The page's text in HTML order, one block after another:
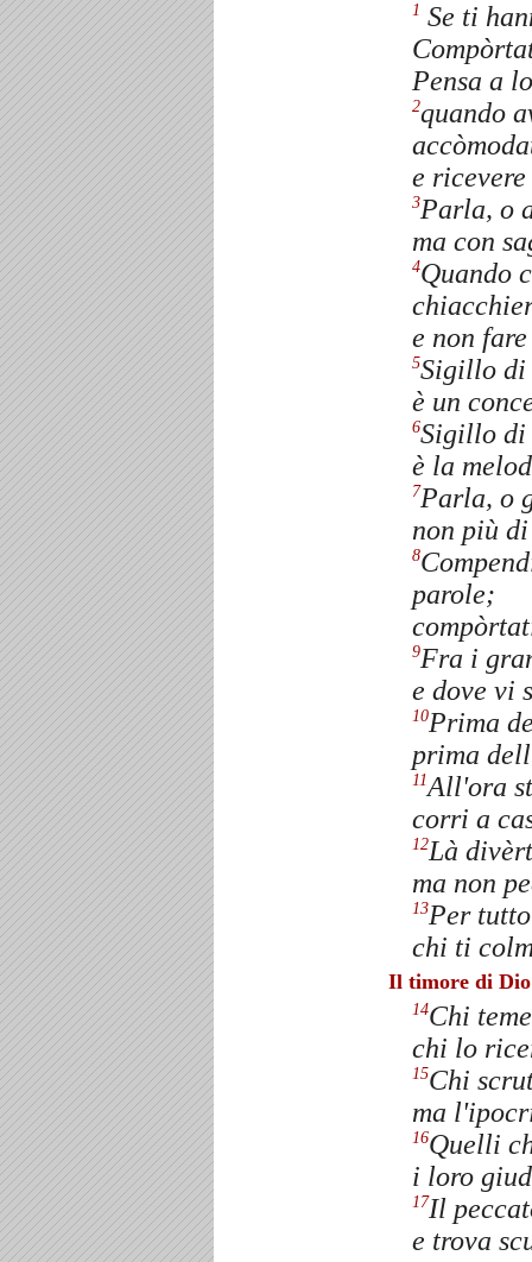
1 Se ti
Pensa a
2quando
e
3Parla, o
ma con
4Quando
e non
5Sigillo di
è un
6Sigillo di
è la
7Parla, o
non più
8
parole;
9Fra i
e dove vi
10Prima
prima
11All'ora
corri a
12Là
ma non
13Per
chi ti
Il timore di Dio
14Chi
chi lo
15Chi
ma
16Quelli
i loro
17Il
e trova